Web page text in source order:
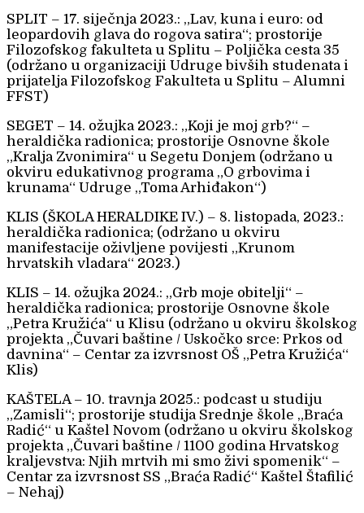
SPLIT – 17. siječnja 2023.: „Lav, kuna i euro: od
leopardovih glava do rogova satira“; prostorije
Filozofskog fakulteta u Splitu – Poljička cesta 35
(održano u organizaciji Udruge bivših studenata i
prijatelja Filozofskog Fakulteta u Splitu – Alumni
FFST)
SEGET – 14. ožujka 2023.: „Koji je moj grb?“ –
heraldička radionica; prostorije Osnovne škole
„Kralja Zvonimira“ u Segetu Donjem (održano u
okviru edukativnog programa „O grbovima i
krunama“ Udruge „Toma Arhiđakon“)
KLIS (ŠKOLA HERALDIKE IV.) – 8. listopada, 2023.:
heraldička radionica; (održano u okviru
manifestacije oživljene povijesti „Krunom
hrvatskih vladara“ 2023.)
KLIS – 14. ožujka 2024.: „Grb moje obitelji“ –
heraldička radionica; prostorije Osnovne škole
„Petra Kružića“ u Klisu (održano u okviru školskog
projekta „Čuvari baštine / Uskočko srce: Prkos od
davnina“ – Centar za izvrsnost OŠ „Petra Kružića“
Klis)
KAŠTELA – 10. travnja 2025.: podcast u studiju
„Zamisli“; prostorije studija Srednje škole „Braća
Radić“ u Kaštel Novom (održano u okviru školskog
projekta „Čuvari baštine / 1100 godina Hrvatskog
kraljevstva: Njih mrtvih mi smo živi spomenik“ –
Centar za izvrsnost SS „Braća Radić“ Kaštel Štafilić
– Nehaj)